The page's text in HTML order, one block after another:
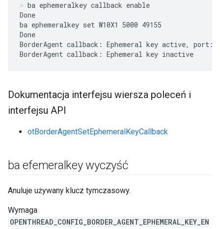
ba ephemeralkey callback enable
Done
ba ephemeralkey set W10X1 5000 49155
Done
BorderAgent callback: Ephemeral key active,
BorderAgent callback: Ephemeral key inactive
Dokumentacja interfejsu wiersza poleceń i
interfejsu API
otBorderAgentSetEphemeralKeyCallback
ba efemeralkey wyczyść
Anuluje używany klucz tymczasowy.
Wymaga
OPENTHREAD_CONFIG_BORDER_AGENT_EPHEMERAL_KEY_EN